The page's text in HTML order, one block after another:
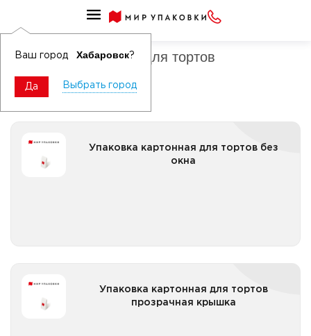
Ваш город Хабаровск?
Да Выбрать город
Упаковка для кондитерских изделий бумажная
Упаковка картонная для тортов
Упаковка картонная для тортов без
окна
Упаковка картонная для тортов
прозрачная крышка
Упаковка картонная для тортов прозрачная
крышка